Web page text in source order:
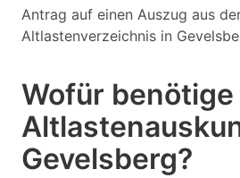
Antrag auf einen Auszug aus
Altlastenverzeichnis in
Wofür
Gevelsberg?